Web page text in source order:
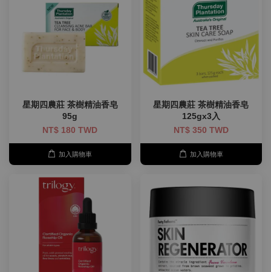
星期四農莊 茶樹精油香皂
95g
NT$ 180 TWD
加入購物車
星期四農莊 茶樹精油香皂
125gx3入
NT$ 350 TWD
加入購物車